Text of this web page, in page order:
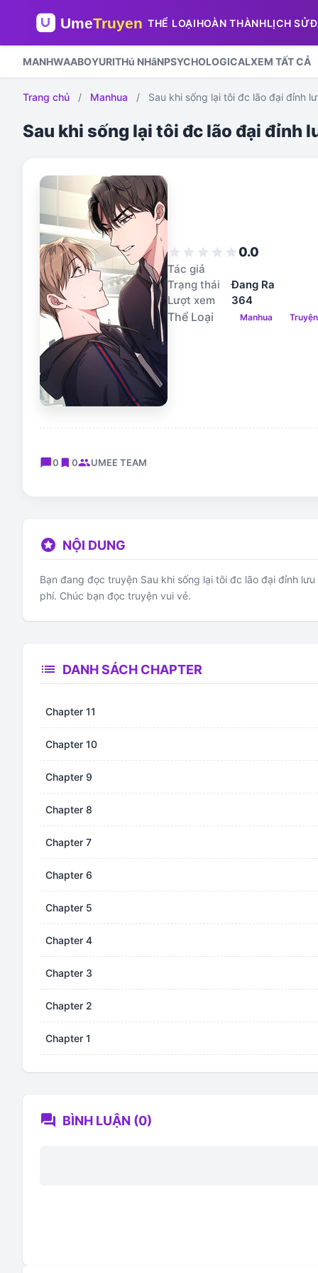
THỂ LOẠIHOÀN THÀNHLỊCH SỬ
MANHWAABOYURITHú NHâNPSYCHOLOGICALXEM TẤT CẢ
Trang chủ / Manhua / Sau khi sống lại tôi đc lão đại đỉnh
Sau khi sống lại tôi đc lão đại đỉnh
star star star star star0.0
Tác giả
Trạng thái
Đang Ra
Lượt xem
364
Thể Loại Manhua
chat_bubble0 bookmark 0groupUMEE TEAM
stars NỘI DUNG
Bạn đang đọc truyện Sau khi sống lại tôi đc lão đại đỉnh
phí. Chúc bạn đọc truyện vui vẻ.
list DANH SÁCH CHAPTER
Chapter 11
Chapter 10
Chapter 9
Chapter 8
Chapter 7
Chapter 6
Chapter 5
Chapter 4
Chapter 3
Chapter 2
Chapter 1
forum BÌNH LUẬN (0)